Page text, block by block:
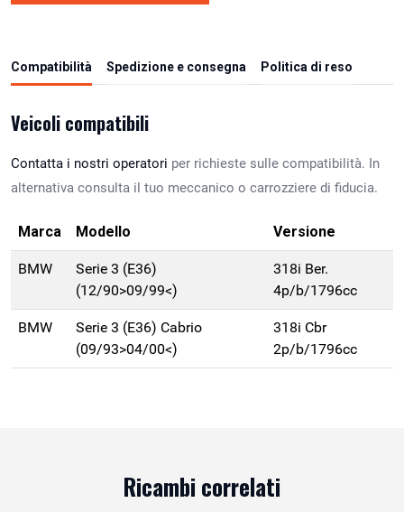
Compatibilità Spedizione e consegna Politica di reso
Veicoli compatibili
Contatta i nostri operatori per richieste sulle compatibilità. In
alternativa consulta il tuo meccanico o carrozziere di fiducia.
Marca Modello Versione
BMW
Serie 3 (E36)
(12/90>09/99<)
318i Ber.
4p/b/1796cc
BMW
Serie 3 (E36) Cabrio
(09/93>04/00<)
318i Cbr
2p/b/1796cc
Ricambi correlati